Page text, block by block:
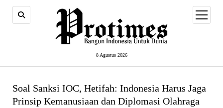
8 Agustus 2026
open
menu
Soal Sanksi IOC, Hetifah: Indonesia Harus Jaga
Prinsip Kemanusiaan dan Diplomasi Olahraga